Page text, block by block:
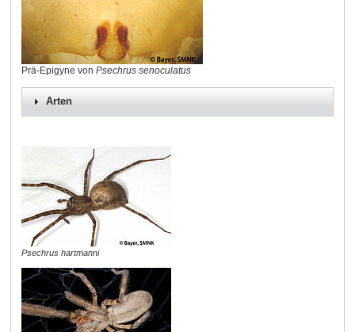
Prä-Epigyne von Psechrus senoculatus
Arten
Psechrus hartmanni